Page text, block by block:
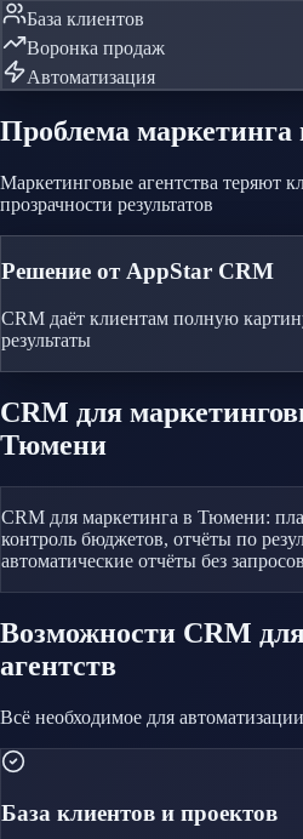
База клиентов
Воронка продаж
Автоматизация
Проблема маркетинга
Маркетинговые агентства теряют
прозрачности результатов
Решение от AppStar CRM
CRM даёт клиентам полную
результаты
CRM для
Тюмени
CRM для маркетинга в Тюмени:
контроль бюджетов, отчёты по
автоматические отчёты без
Возможности CRM
агентств
Всё необходимое для автоматизации
База клиентов и проектов